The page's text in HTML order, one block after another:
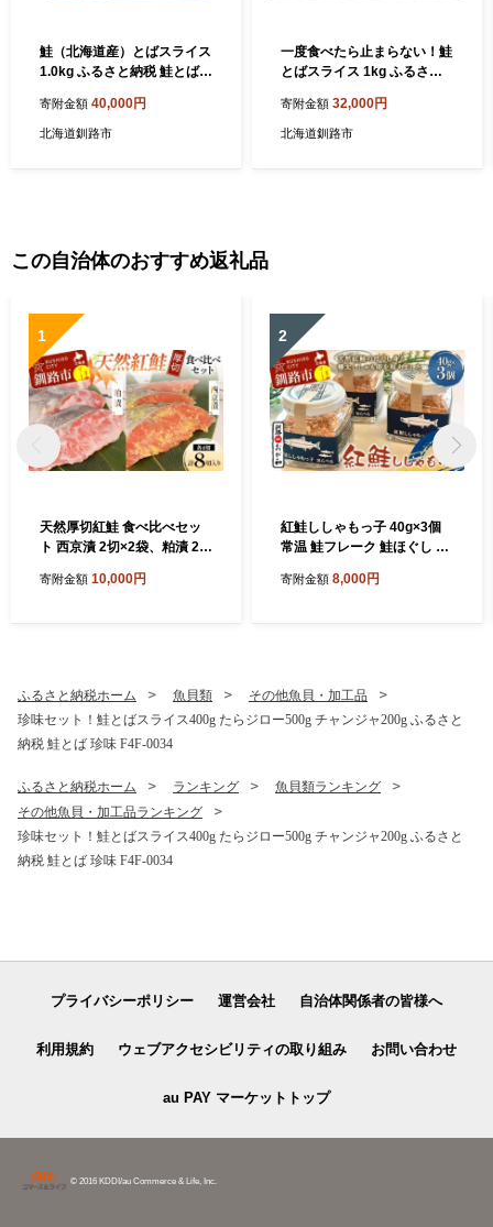
鮭（北海道産）とばスライス
1.0kg ふるさと納税 鮭とば
寄附金額 40,000円
北海道釧路市
一度食べたら止まらない！鮭
とばスライス 1kg ふるさと
寄附金額 32,000円
北海道釧路市
この自治体のおすすめ返礼品
1
天然厚切紅鮭 食べ比べセッ
ト 西京漬 2切×2袋、粕漬 2切
粕漬け 西京焼き 西京漬 海鮮
市 人気 おいしい 美味しい う
まい 道東 北海道 F4F-8513
寄附金額 10,000円
2
紅鮭ししゃもっ子 40g×3個
常温 鮭フレーク 鮭ほぐし ふ
魚 魚介 海産物 海鮮 魚卵 ご
寄附金額 8,000円
ふるさと納税ホーム 魚貝類
その他魚貝・加工品
珍味セット！鮭とばスライス400g たらジロー500g チャンジャ200g ふるさと
納税 鮭とば 珍味 F4F-0034
ふるさと納税ホーム ランキング
魚貝類ランキング
その他魚貝・加工品ランキング
珍味セット！鮭とばスライス400g たらジロー500g チャンジャ200g ふるさと
納税 鮭とば 珍味 F4F-0034
プライバシーポリシー 運営会社 自治体関係者の皆様へ
利用規約 ウェブアクセシビリティの取り組み お問い合わせ
au PAY マーケットトップ
© 2016 KDDI/au Commerce & Life, Inc.